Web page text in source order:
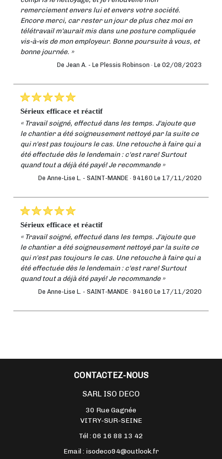
remerciement envers lui et envers votre société.
Encore merci, car rester un jour de plus chez moi en
télétravail m'aurait mis dans une posture compliquée
vis-à-vis de mon employeur. Bonne poursuite à vous, et
bonne journée. »
De Jean A. - Le Plessis Robinson · Le 02/08/2023
sérieux efficace et réactif
« Travail soigné, effectué dans les temps. J'ajoute que
le chantier a été soigneusement nettoyé par la suite ce
qui n'est pas toujours le cas. Une retouche à faire qui a
été effectuée dès le lendemain : c'est rare! Surtout
quand tout a déjà été payé! Je recommande »
De Anne-Lise L. - SAINT-MANDE · 94160 Le 17/11/2020
sérieux efficace et réactif
« Travail soigné, effectué dans les temps. J'ajoute que
le chantier a été soigneusement nettoyé par la suite ce
qui n'est pas toujours le cas. Une retouche à faire qui a
été effectuée dès le lendemain : c'est rare! Surtout
quand tout a déjà été payé! Je recommande »
De Anne-Lise L. - SAINT-MANDE · 94160 Le 17/11/2020
CONTACTEZ-NOUS
SARL ISO DECO
30 Rue Gagnée
VITRY-SUR-SEINE
Tél :06 16 88 13 42
Email : isodeco94@outlook.fr